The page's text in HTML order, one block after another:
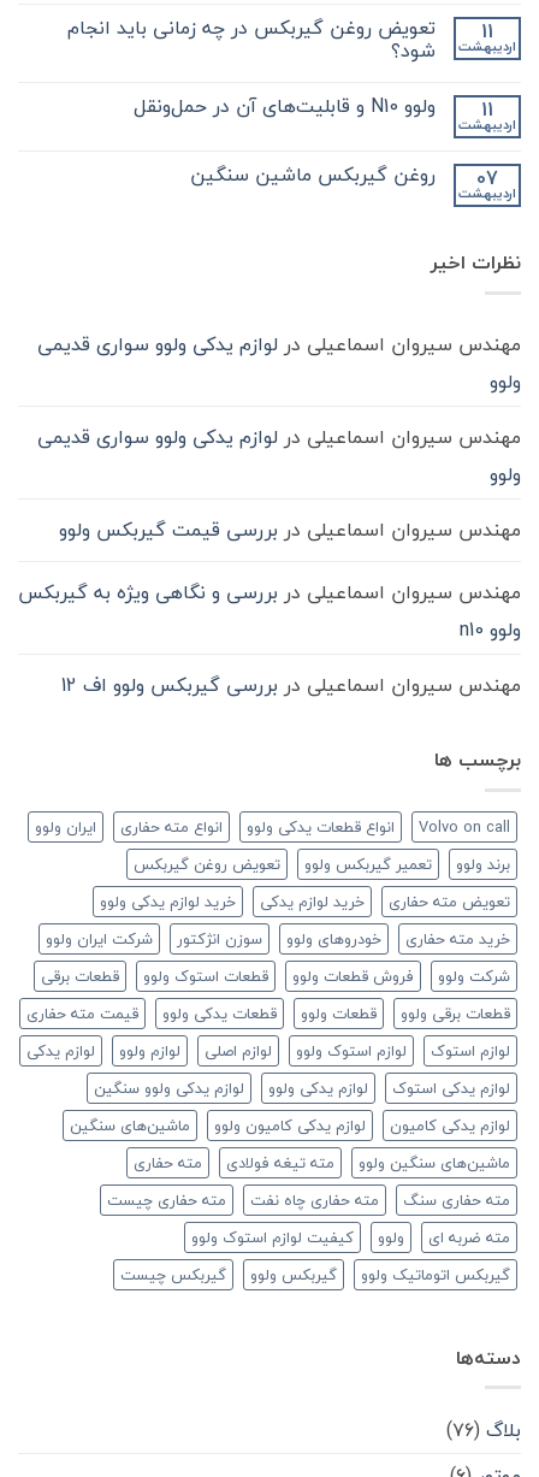
کلیدی
در
مورد
بکس
کامیون
باید
برای
فروش
انواع
و
آشنایی
واسکازین
ثبت
نشده 11
اردیبهشت
تعویض روغن گیربکس در چه زمانی باید انجام
شود؟
برای
تعویض
در
چه
ثبت
نشده 11
اردیبهشت
ولوو N10 و قابلیت‌های آن در حمل‌ونقل
ولوو
N10
حمل‌ونقل
ثبت
نشده 07
اردیبهشت
روغن گیربکس ماشین سنگین
گیربکس
ماشیننظرات اخیر
مهندس سیروان اسماعیلی در لوازم یدکی ولوو سواری قدیمی
ولوو
مهندس سیروان اسماعیلی در لوازم یدکی ولوو سواری قدیمی
ولوو
مهندس سیروان اسماعیلی در بررسی قیمت گیربکس ولوو
مهندس سیروان اسماعیلی در بررسی و نگاهی ویژه به گیربکس
ولوو n10
مهندس سیروان اسماعیلی در بررسی گیربکس ولوو اف 12
برچسب ها
Volvo on call انواع قطعات یدکی ولوو انواع مته حفاری
ایران ولوو
برند ولوو
تعمیر گیربکس ولوو
تعویض روغن گیربکس
تعویض مته حفاری
خرید لوازم یدکی
خرید لوازم یدکی ولوو
خرید مته حفاری
خودروهای ولوو سوزن انژکتور
شرکت ایران ولوو
شرکت ولوو
فروش قطعات ولوو قطعات استوک ولوو
قطعات برقی
قطعات برقی ولوو
قطعات ولوو قطعات یدکی ولوو
قیمت مته حفاری
لوازم استوک
لوازم استوک ولوو لوازم اصلی لوازم ولوو
لوازم یدکی
لوازم یدکی استوک
لوازم یدکی ولوو
لوازم یدکی ولوو سنگین
لوازم یدکی کامیون
لوازم یدکی کامیون ولوو
ماشین‌های سنگین
ماشین‌های سنگین ولوو
مته تیغه فولادی
مته حفاری
مته حفاری سنگ
مته حفاری چاه نفت
مته حفاری چیست
مته ضربه ای
ولوو
کیفیت لوازم استوک ولوو
گیربکس اتوماتیک ولوو
گیربکس ولوو گیربکس چیست
دسته‌ها
بلاگ (۷۶)